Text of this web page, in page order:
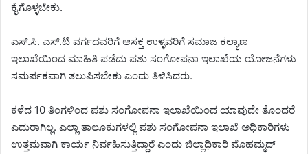
ಕೈಗೊಳ್ಳಬೇಕು.
ಎಸ್.ಸಿ. ಎಸ್.ಟಿ ವರ್ಗದವರಿಗೆ ಆಸಕ್ತ ಉಳ್ಳವರಿಗೆ ಸಮಾಜ ಕಲ್ಯಾಣ
ಇಲಾಖೆಯಿಂದ ಮಾಹಿತಿ ಪಡೆದು ಪಶು ಸಂಗೋಪನಾ ಇಲಾಖೆಯ ಯೋಜನೆಗಳು
ಸಮರ್ಪಕವಾಗಿ ತಲುಪಿಸಬೇಕು ಎಂದು ತಿಳಿಸಿದರು.
ಕಳೆದ 10 ತಿಂಗಳಿಂದ ಪಶು ಸಂಗೋಪನಾ ಇಲಾಖೆಯಿಂದ ಯಾವುದೇ ತೊಂದರೆ
ಎದುರಾಗಿಲ್ಲ. ಎಲ್ಲಾ ತಾಲೂಕುಗಳಲ್ಲಿ ಪಶು ಸಂಗೋಪನಾ ಇಲಾಖೆ ಅಧಿಕಾರಿಗಳು
ಉತ್ತಮವಾಗಿ ಕಾರ್ಯ ನಿರ್ವಹಿಸುತ್ತಿದ್ದಾರೆ ಎಂದು ಜಿಲ್ಲಾಧಿಕಾರಿ ಮೊಹಮ್ಮದ್